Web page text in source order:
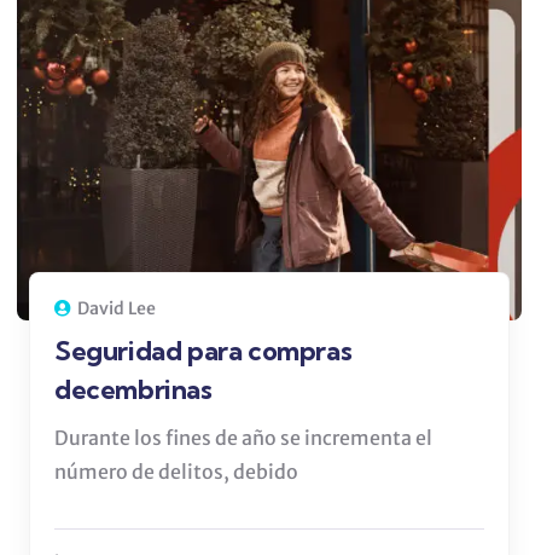
David Lee
Seguridad para compras
decembrinas
Durante los fines de año se incrementa el
número de delitos, debido